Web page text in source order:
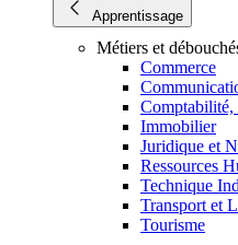
Apprentissage
Métiers et
Commerce
Comptabilité,
Immobilier
Juridique et
Ressources
Technique
Transport et
Tourisme